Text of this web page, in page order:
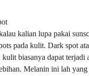
kalian lupa pakai
pada kulit. Dark spot
biasanya dapat terjadi
Melanin ini lah yang